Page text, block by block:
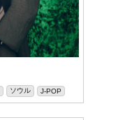
ソウル J-POP